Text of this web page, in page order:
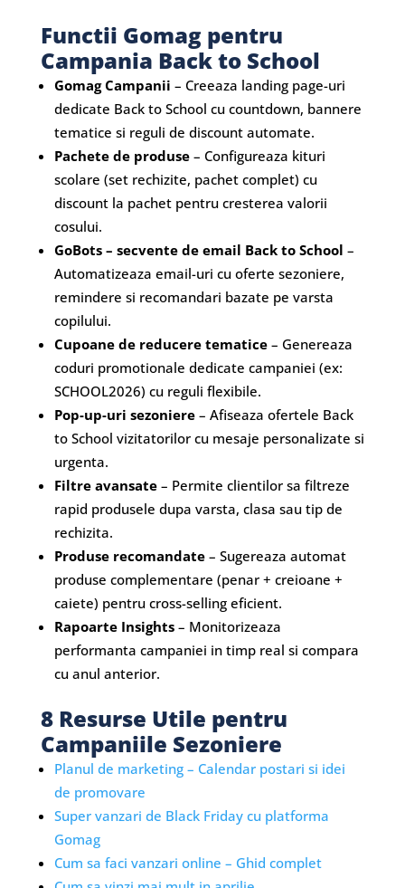
Functii Gomag pentru
Campania Back to School
Gomag Campanii – Creeaza landing page-uri
dedicate Back to School cu countdown, bannere
tematice si reguli de discount automate.
Pachete de produse– Configureaza kituri
scolare (set rechizite, pachet complet) cu
discount la pachet pentru cresterea valorii
cosului.
GoBots – secvente de email Back to School –
Automatizeaza email-uri cu oferte sezoniere,
remindere si recomandari bazate pe varsta
copilului.
Cupoane de reducere tematice– Genereaza
coduri promotionale dedicate campaniei (ex:
SCHOOL2026) cu reguli flexibile.
Pop-up-uri sezoniere– Afiseaza ofertele Back
to School vizitatorilor cu mesaje personalizate si
urgenta.
Filtre avansate– Permite clientilor sa filtreze
rapid produsele dupa varsta, clasa sau tip de
rechizita.
Produse recomandate– Sugereaza automat
produse complementare (penar + creioane +
caiete) pentru cross-selling eficient.
Rapoarte Insights– Monitorizeaza
performanta campaniei in timp real si compara
cu anul anterior.
8 Resurse Utile pentru
Campaniile Sezoniere
Planul de marketing – Calendar postari si idei
de promovare
Super vanzari de Black Friday cu platforma
Gomag
Cum sa faci vanzari online – Ghid complet